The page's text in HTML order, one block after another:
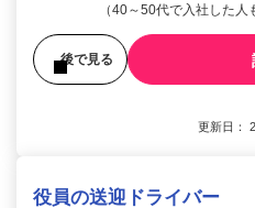
（40～50代で入社した
後で見る
更新日：
役員の送迎ドライバー